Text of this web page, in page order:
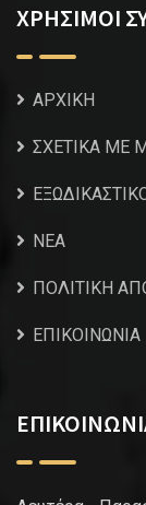
ΧΡΗΣΙΜΟΙ
ΑΡΧΙΚΗ
ΣΧΕΤΙΚΑ ΜΕ
NEA
ΠΟΛΙΤΙΚΗ
ΕΠΙΚΟΙΝΩΝΙΑ